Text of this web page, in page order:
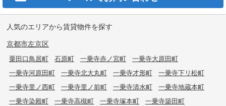
人気のエリアから賃貸物件を探す
京都市左京区
粟田口鳥居町 石原町 一乗寺赤ノ宮町
一乗寺大原田町
一乗寺河原田町
一乗寺北大丸町 一乗寺才形町
一乗寺下リ松町
一乗寺里ノ西町
一乗寺里ノ前町 一乗寺清水町
一乗寺地蔵本町
一乗寺染殿町
一乗寺高槻町 一乗寺塚本町
一乗寺築田町